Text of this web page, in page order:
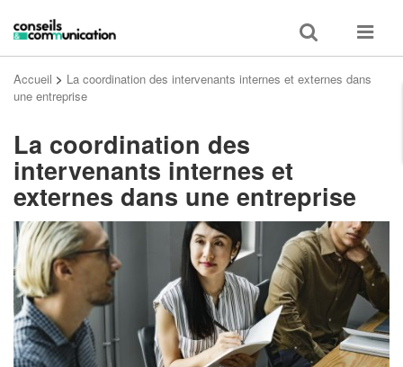
Toggle
search
Toggle
Accueil > La coordination des intervenants internes et externes dans
une entreprise
La coordination des
intervenants internes et
externes dans une entreprise